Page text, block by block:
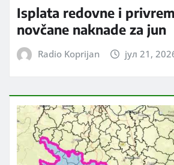
Isplata redovne i
novčane naknade za jun
Radio Koprijan јул 21,